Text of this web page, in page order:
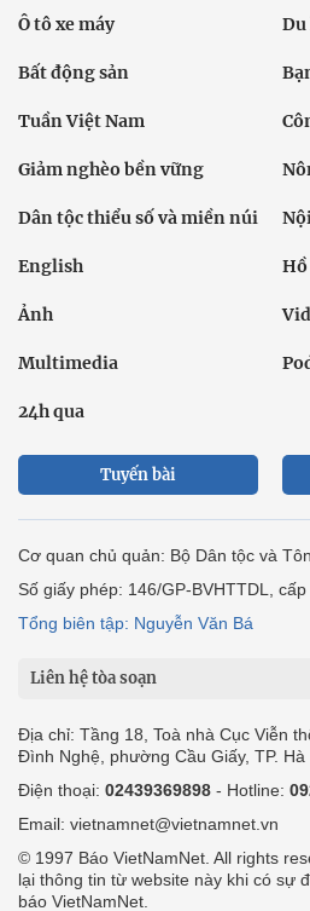
Ô tô xe máy
Bất động sản
Tuần Việt Nam
Giảm nghèo bền vững
Dân tộc thiểu số và miền núi
English Hồ
Ảnh
Multimedia
24h qua
Tuyến bài
Cơ quan chủ quản: Bộ Dân tộc và
Số giấy phép: 146/GP-BVHTTDL,
Tổng biên tập: Nguyễn Văn Bá
Liên hệ tòa soạn
Địa chỉ: Tầng 18, Toà nhà Cục Viễn
Đình Nghệ, phường Cầu Giấy, TP. Hà
Điện thoại: 02439369898 - Hotline:
Email: vietnamnet@vietnamnet.vn
© 1997 Báo VietNamNet. All rights
lại thông tin từ website này khi có sự
báo VietNamNet.